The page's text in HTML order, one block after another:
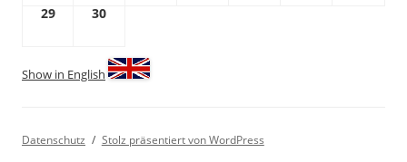
29 30
Show in English
Datenschutz Stolz präsentiert von WordPress